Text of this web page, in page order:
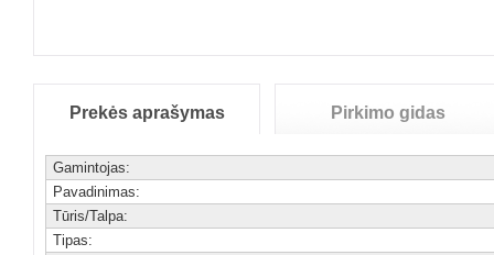
Prekės aprašymas Pirkimo gidas
Gamintojas:
Pavadinimas:
Tūris/Talpa:
Tipas: